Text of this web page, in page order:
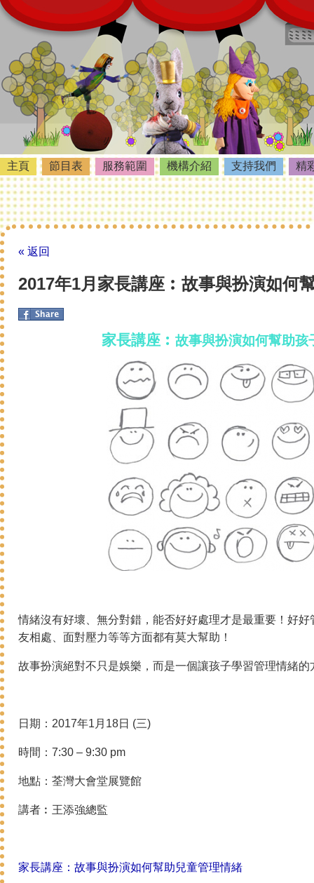
主頁 節目表 服務範圍 機構介紹 支持我們 精
« 返回
2017年1月家長講座︰故事與扮演如何
家長講座︰ 故事與扮演如何幫助孩
情緒沒有好壞、無分對錯，能否好好處理才是最重要！好
友相處、面對壓力等等方面都有莫大幫助！
故事扮演絕對不只是娛樂，而是一個讓孩子學習管理情緒的
日期：2017年1月18日 (三)
時間：7:30 – 9:30 pm
地點：荃灣大會堂展覽館
講者︰王添強總監
家長講座：故事與扮演如何幫助兒童管理情緒